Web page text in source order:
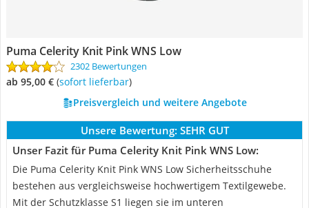
Puma Celerity Knit Pink WNS Low
2302 Bewertungen
ab 95,00 € ( Sofort lieferbar)
Preisvergleich und weitere Angebote
Unsere Bewertung: SEHR GUT
Unser Fazit für Puma Celerity Knit Pink WNS Low:
Die Puma Celerity Knit Pink WNS Low Sicherheitsschuhe
bestehen aus vergleichsweise hochwertigem Textilgewebe.
Mit der Schutzklasse S1 liegen sie im unteren